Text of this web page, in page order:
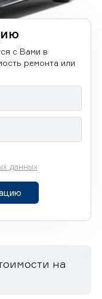
с Вами в
ремонта или
данных
на